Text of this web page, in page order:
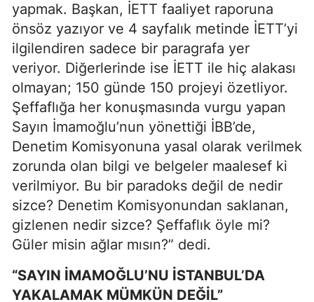
yapmak. Başkan, İETT faaliyet raporuna
önsöz yazıyor ve 4 sayfalık metinde İETT’yi
ilgilendiren sadece bir paragrafa yer
veriyor. Diğerlerinde ise İETT ile hiç alakası
olmayan; 150 günde 150 projeyi özetliyor.
Şeffaflığa her konuşmasında vurgu yapan
Sayın İmamoğlu’nun yönettiği İBB’de,
Denetim Komisyonuna yasal olarak verilmek
zorunda olan bilgi ve belgeler maalesef ki
verilmiyor. Bu bir paradoks değil de nedir
sizce? Denetim Komisyonundan saklanan,
gizlenen nedir sizce? Şeffaflık öyle mi?
Güler misin ağlar mısın?” dedi.
“SAYIN İMAMOĞLU’NU İSTANBUL’DA
YAKALAMAK MÜMKÜN DEĞİL”